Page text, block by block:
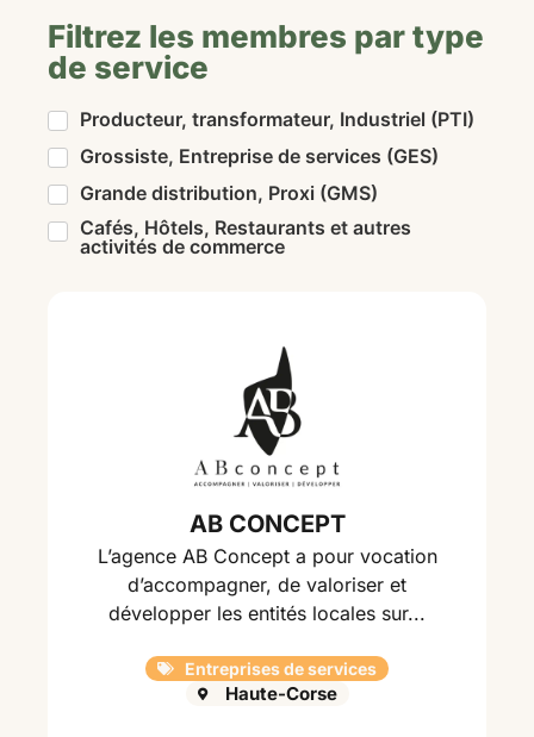
AB CONCEPT
L’agence AB Concept a pour vocation
d’accompagner, de valoriser et
développer les entités locales sur...
Entreprises de services
Haute-Corse
Filtrez les membres par type
de service
Producteur, transformateur, Industriel (PTI)
Grossiste, Entreprise de services (GES)
Grande distribution, Proxi (GMS)
Cafés, Hôtels, Restaurants et autres
activités de commerce